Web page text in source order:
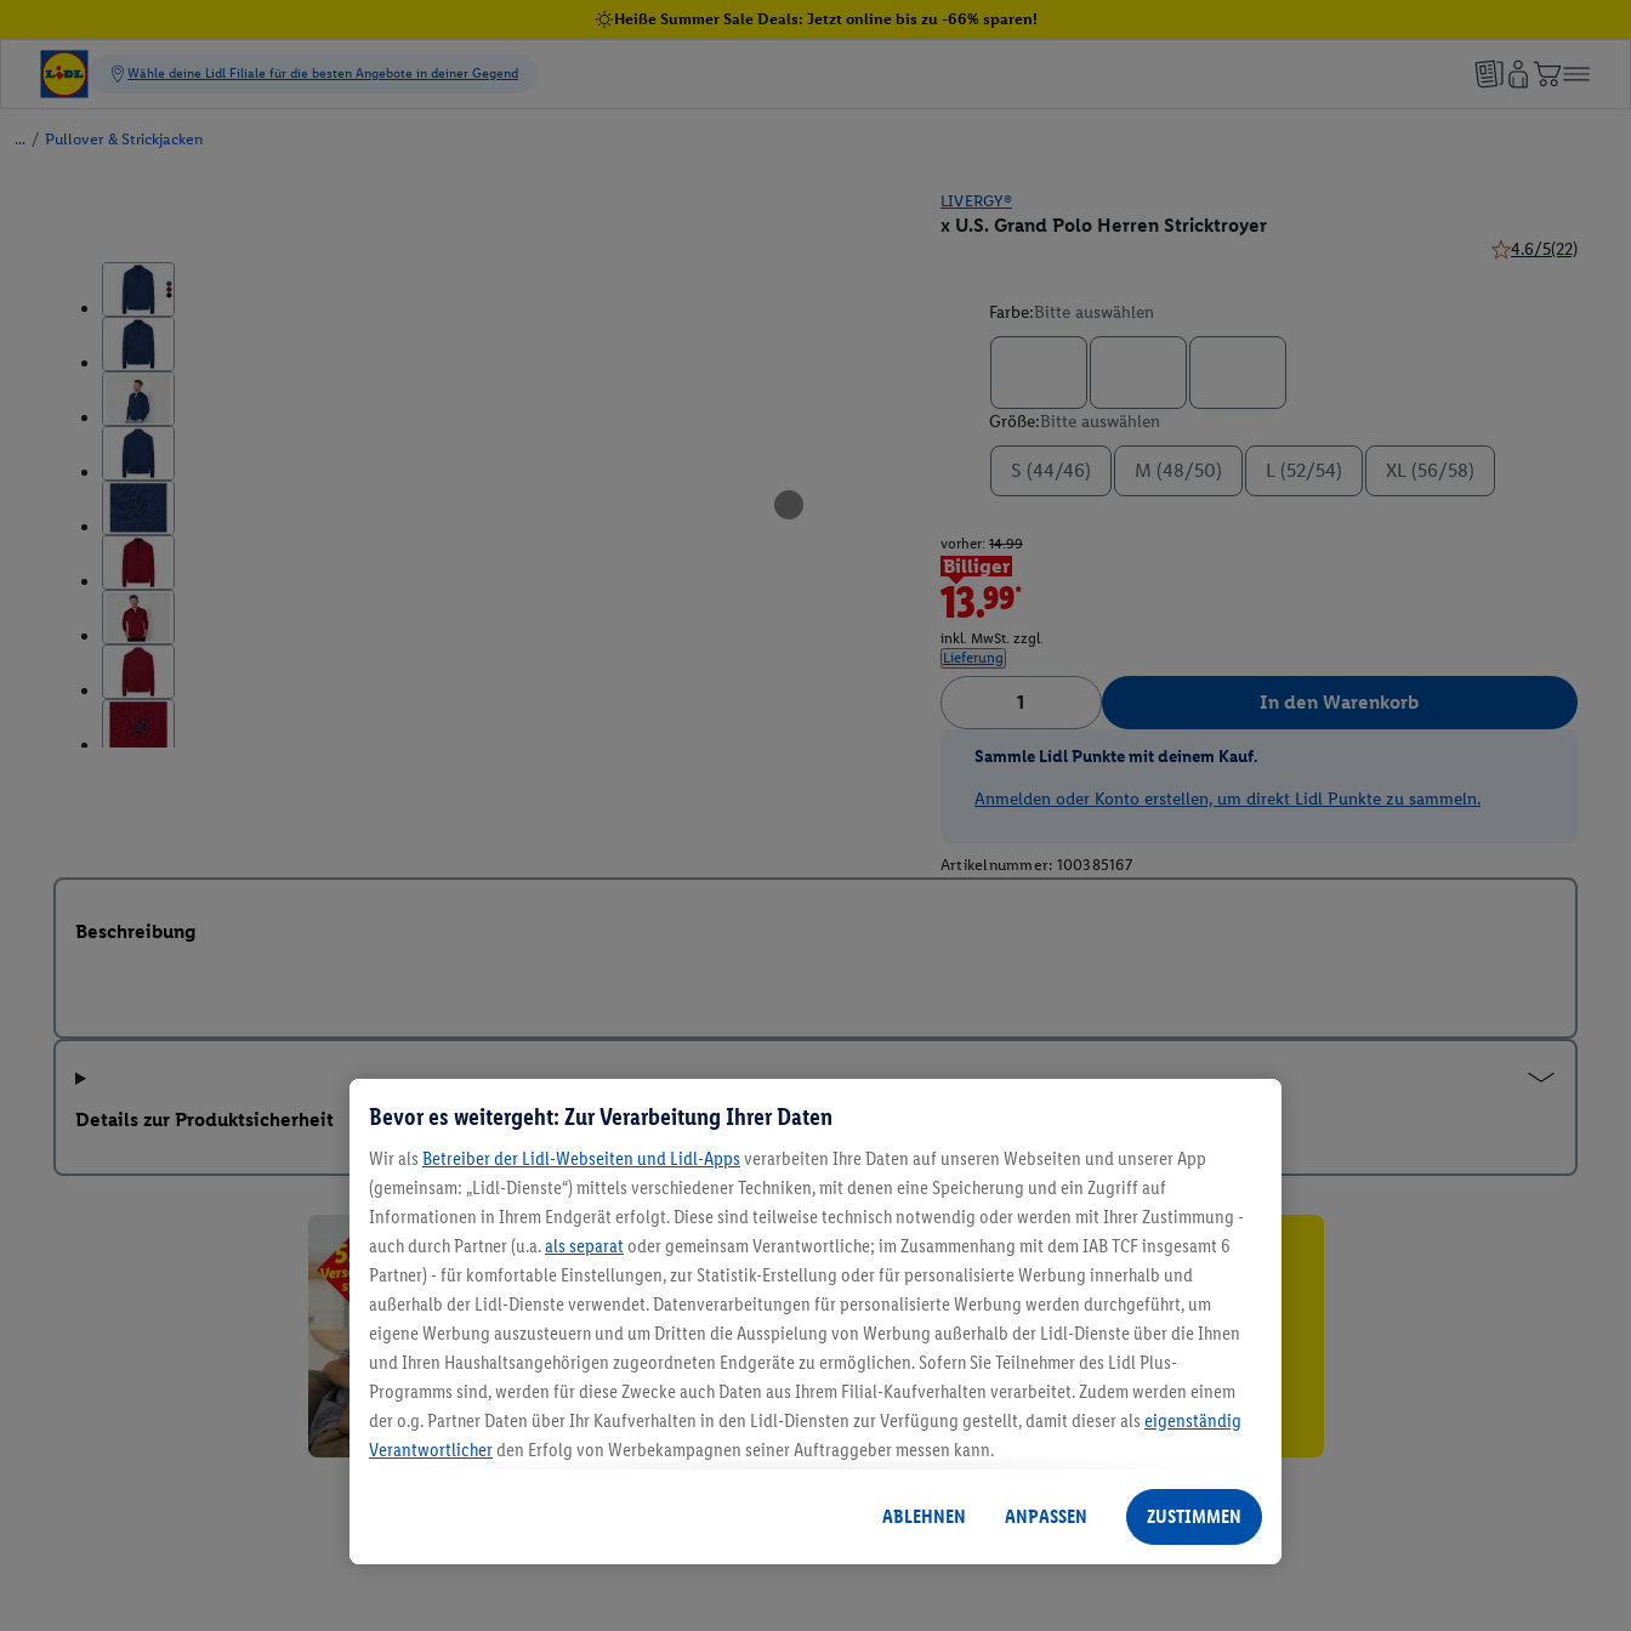
Heiße Summer Sale Deals: Jetzt online bis zu -66% sparen!
/ Pullover & Strickjacken
LIVERGY®
x U.S. Grand Polo Herren Stricktroyer
4.6/5(22)
Farbe:Bitte auswählen
Größe:Bitte auswählen
S (44/46) M (48/50) L (52/54) XL (56/58)
vorher: 14.99
Billiger
13.99*
inkl. MwSt. zzgl.
Lieferung
In den Warenkorb
Sammle Lidl Punkte mit deinem Kauf.
Anmelden oder Konto erstellen, um direkt Lidl Punkte zu sammeln.
Artikelnummer: 100385167
Beschreibung
Details zur Produktsicherheit
5.95 € Versand sparen³²ᵃ
Jetzt zum Newsletter anmelden
Gutschein sichern!
Bevor es weitergeht: Zur Verarbeitung Ihrer Daten
Wir als Betreiber der Lidl-Webseiten und Lidl-Apps verarbeiten Ihre Daten auf unseren Webseiten und unserer App
(gemeinsam: „Lidl-Dienste“) mittels verschiedener Techniken, mit denen eine Speicherung und ein Zugriff auf
Informationen in Ihrem Endgerät erfolgt. Diese sind teilweise technisch notwendig oder werden mit Ihrer Zustimmung -
auch durch Partner (u.a.als separat oder gemeinsam Verantwortliche; im Zusammenhang mit dem IAB TCF insgesamt 6
Partner) - für komfortable Einstellungen, zur Statistik-Erstellung oder für personalisierte Werbung innerhalb und
außerhalb der Lidl-Dienste verwendet. Datenverarbeitungen für personalisierte Werbung werden durchgeführt, um
eigene Werbung auszusteuern und um Dritten die Ausspielung von Werbung außerhalb der Lidl-Dienste über die Ihnen
und Ihren Haushaltsangehörigen zugeordneten Endgeräte zu ermöglichen. Sofern Sie Teilnehmer des Lidl Plus-
Programms sind, werden für diese Zwecke auch Daten aus Ihrem Filial-Kaufverhalten verarbeitet. Zudem werden einem
der o.g. Partner Daten über Ihr Kaufverhalten in den Lidl-Diensten zur Verfügung gestellt, damit dieser als eigenständig
Verantwortlicherden Erfolg von Werbekampagnen seiner Auftraggeber messen kann.
angereicherten Profilen. Dies umfasst die Zusammenführung von Daten (z.B. über Ihre Nutzung der Lidl-Dienste, Ihr
Kaufverhalten in den Lidl-Diensten, Informationen aus Ihrem Kundenkonto - z.B. Alter oder Geschlecht - sowie Ihre
genauen Standortdaten) auch über verschiedene Endgeräte und Lidl-Dienste hinweg einschließlich dem Speichern von
ABLEHNEN ANPASSEN ZUSTIMMEN